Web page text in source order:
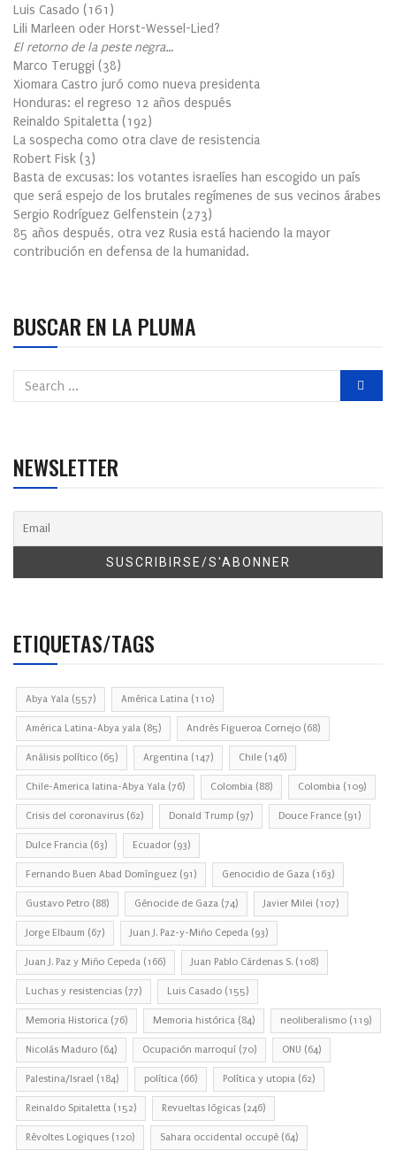
Luis Casado (161 )
Lili Marleen oder Horst-Wessel-Lied?
El retorno de la peste negra…
Marco Teruggi (38)
Xiomara Castro juró como nueva presidenta
Honduras: el regreso 12 años después
Reinaldo Spitaletta (192)
La sospecha como otra clave de resistencia
Robert Fisk (3)
Basta de excusas: los votantes israelíes han escogido un país
que será espejo de los brutales regímenes de sus vecinos árabes
Sergio Rodríguez Gelfenstein (273)
85 años después, otra vez Rusia está haciendo la mayor
contribución en defensa de la humanidad.
BUSCAR EN LA PLUMA
NEWSLETTER
ETIQUETAS/TAGS
Abya Yala (557) América Latina (110)
América Latina-Abya yala (85) Andrés Figueroa Cornejo (68)
Análisis político (65) Argentina (147) Chile (146)
Chile-America latina-Abya Yala (76) Colombia (88) Colombia (109)
Crisis del coronavirus (62) Donald Trump (97) Douce France (91)
Dulce Francia (63) Ecuador (93)
Fernando Buen Abad Domínguez (91) Genocidio de Gaza (163)
Gustavo Petro (88) Génocide de Gaza (74) Javier Milei (107)
Jorge Elbaum (67) Juan J. Paz-y-Miño Cepeda (93)
Juan J. Paz y Miño Cepeda (166) Juan Pablo Cárdenas S. (108)
Luchas y resistencias (77) Luis Casado (155)
Memoria Historica (76) Memoria histórica (84) neoliberalismo (119)
Nicolás Maduro (64) Ocupación marroquí (70) ONU (64)
Palestina/Israel (184) política (66) Política y utopia (62)
Reinaldo Spitaletta (152) Revueltas lógicas (246)
Révoltes Logiques (120) Sahara occidental occupé (64)